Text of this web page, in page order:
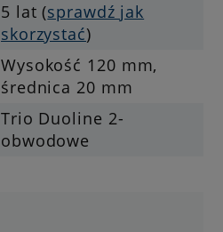
5 lat (sprawdź jak
skorzystać)
Wysokość 120 mm,
średnica 20 mm
Trio Duoline 2-
obwodowe